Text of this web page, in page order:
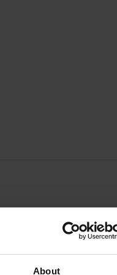
About